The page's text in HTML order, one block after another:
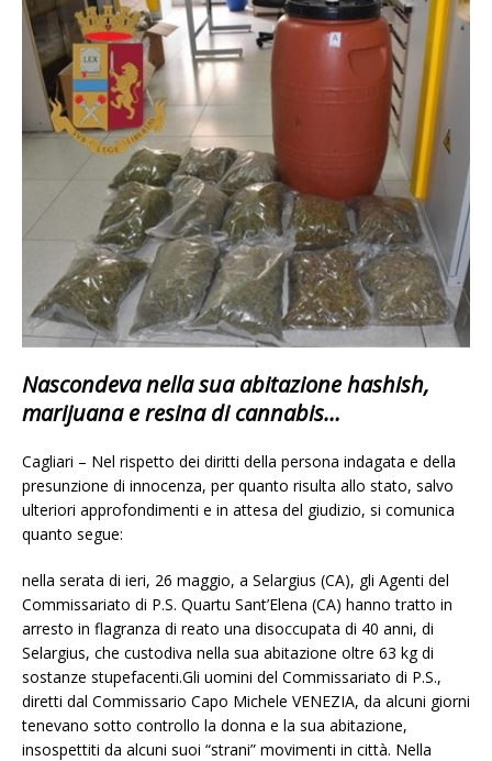
Nascondeva nella sua abitazione hashish,
marijuana e resina di cannabis…
Cagliari – Nel rispetto dei diritti della persona indagata e della
presunzione di innocenza, per quanto risulta allo stato, salvo
ulteriori approfondimenti e in attesa del giudizio, si comunica
quanto segue:
nella serata di ieri, 26 maggio, a Selargius (CA), gli Agenti del
Commissariato di P.S. Quartu Sant’Elena (CA) hanno tratto in
arresto in flagranza di reato una disoccupata di 40 anni, di
Selargius, che custodiva nella sua abitazione oltre 63 kg di
sostanze stupefacenti.Gli uomini del Commissariato di P.S.,
diretti dal Commissario Capo Michele VENEZIA, da alcuni giorni
tenevano sotto controllo la donna e la sua abitazione,
insospettiti da alcuni suoi “strani” movimenti in città. Nella